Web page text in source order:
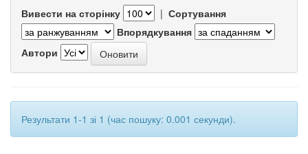
Вивести на сторінку | Сортування
Впорядкування
Автори
Результати 1-1 зі 1 (час пошуку: 0.001 секунди).